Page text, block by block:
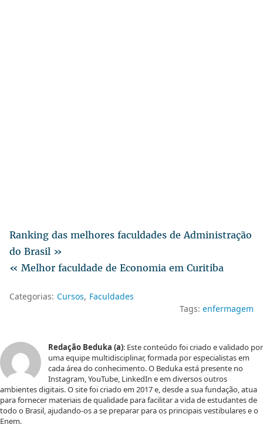
Ranking das melhores faculdades de Administração
do Brasil »
« Melhor faculdade de Economia em Curitiba
Categorias: Cursos Faculdades
Tags: enfermagem
Redação Beduka (a): Este conteúdo foi criado e validado por
uma equipe multidisciplinar, formada por especialistas em
cada área do conhecimento. O Beduka está presente no
Instagram, YouTube, LinkedIn e em diversos outros
ambientes digitais. O site foi criado em 2017 e, desde a sua fundação, atua
para fornecer materiais de qualidade para facilitar a vida de estudantes de
todo o Brasil, ajudando-os a se preparar para os principais vestibulares e o
Enem.